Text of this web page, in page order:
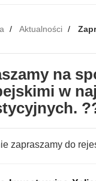
Aktualności
na
w
zapraszamy do